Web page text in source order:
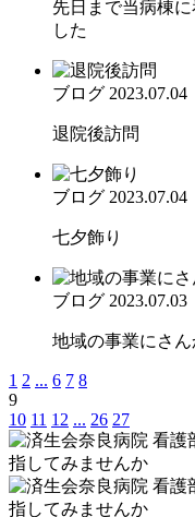
先日まで当病棟
した
ブログ 2023.07.04
退院後訪問
ブログ 2023.07.04
七夕飾り
ブログ 2023.07.03
地域の事業にさん
1 2 ... 6 7 8
9
10 11 12 ... 26 27